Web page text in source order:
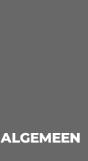
ALGEMEEN